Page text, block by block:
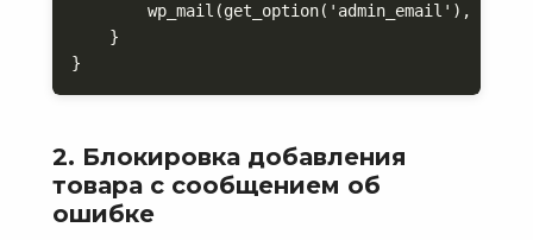
wp_mail(get_option('admin_email'),
    }
}
2. Блокировка добавления
товара с сообщением об
ошибке